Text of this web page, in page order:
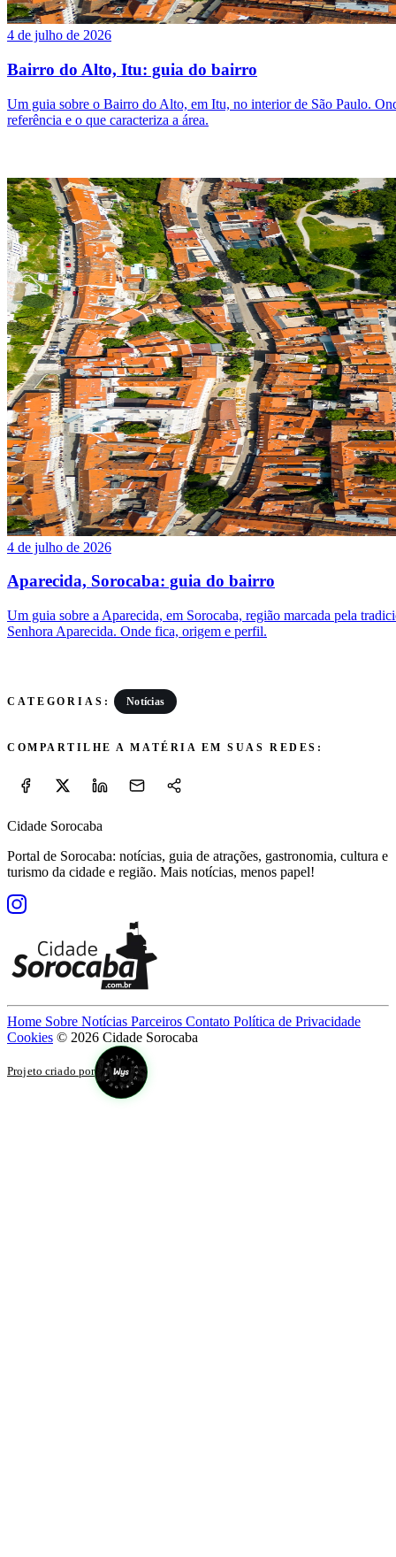
4 de julho de 2026
Bairro do Alto, Itu: guia do bairro
Um guia sobre o Bairro do Alto, em Itu, no interior de São Paulo.
referência e o que caracteriza a área.
4 de julho de 2026
Aparecida, Sorocaba: guia do bairro
Um guia sobre a Aparecida, em Sorocaba, região marcada pela
Senhora Aparecida. Onde fica, origem e perfil.
CATEGORIAS: Notícias
COMPARTILHE A MATÉRIA EM SUAS REDES:
Cidade Sorocaba
Portal de Sorocaba: notícias, guia de atrações, gastronomia, cultura e
turismo da cidade e região. Mais notícias, menos papel!
Home Sobre Notícias Parceiros Contato Política de Privacidade
Cookies © 2026 Cidade Sorocaba
Projeto criado por